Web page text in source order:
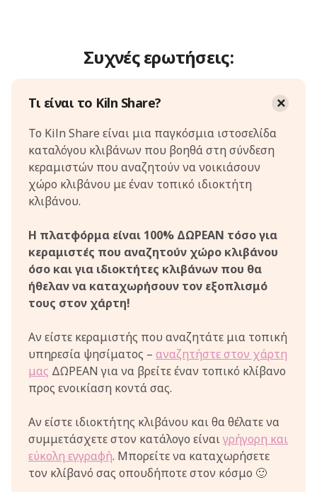
Συχνές ερωτήσεις:
Τι είναι το Kiln Share?
Το Kiln Share είναι μια παγκόσμια ιστοσελίδα
καταλόγου κλιβάνων που βοηθά στη σύνδεση
κεραμιστών που αναζητούν να νοικιάσουν
χώρο κλιβάνου με έναν τοπικό ιδιοκτήτη
κλιβάνου.
Η πλατφόρμα είναι 100% ΔΩΡΕΑΝ τόσο για
κεραμιστές που αναζητούν χώρο κλιβάνου
όσο και για ιδιοκτήτες κλιβάνων που θα
ήθελαν να καταχωρήσουν τον εξοπλισμό
τους στον χάρτη!
Αν είστε κεραμιστής που αναζητάτε μια τοπική
υπηρεσία ψησίματος – αναζητήστε στον χάρτη
μας ΔΩΡΕΑΝ για να βρείτε έναν τοπικό κλίβανο
προς ενοικίαση κοντά σας.
Αν είστε ιδιοκτήτης κλιβάνου και θα θέλατε να
συμμετάσχετε στον κατάλογο είναιγρήγορη και
εύκολη εγγραφή. Μπορείτε να καταχωρήσετε
τον κλίβανό σας οπουδήποτε στον κόσμο 🙂